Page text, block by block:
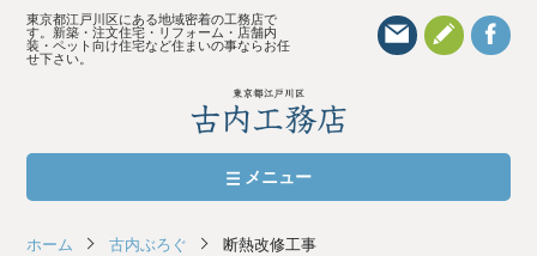
東京都江戸川区にある地域密着の工務店で
す。新築・注文住宅・リフォーム・店舗内
装・ペット向け住宅など住まいの事ならお任
せ下さい。
メニュー
ホーム 古内ぶろぐ 断熱改修工事